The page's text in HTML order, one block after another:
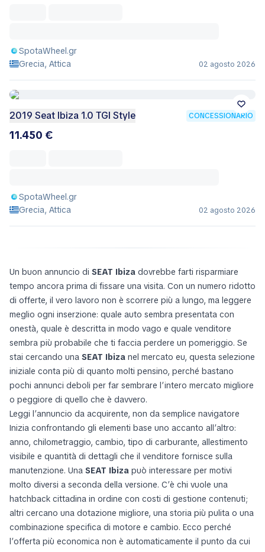
SpotaWheel.gr
Grecia, Attica
02 agosto 2026
2019 Seat Ibiza 1.0 TGI Style CONCESSIONARIO
11.450 €
SpotaWheel.gr
Grecia, Attica
02 agosto 2026
Un buon annuncio di SEAT Ibiza dovrebbe farti risparmiare
tempo ancora prima di fissare una visita. Con un numero ridotto
di offerte, il vero lavoro non è scorrere più a lungo, ma leggere
meglio ogni inserzione: quale auto sembra presentata con
onestà, quale è descritta in modo vago e quale venditore
sembra più probabile che ti faccia perdere un pomeriggio. Se
stai cercando una SEAT Ibiza nel mercato eu, questa selezione
iniziale conta più di quanto molti pensino, perché bastano
pochi annunci deboli per far sembrare l’intero mercato migliore
o peggiore di quello che è davvero.
Leggi l’annuncio da acquirente, non da semplice navigatore
Inizia confrontando gli elementi base uno accanto all’altro:
anno, chilometraggio, cambio, tipo di carburante, allestimento
visibile e quantità di dettagli che il venditore fornisce sulla
manutenzione. Una SEAT Ibiza può interessare per motivi
molto diversi a seconda della versione. C’è chi vuole una
hatchback cittadina in ordine con costi di gestione contenuti;
altri cercano una dotazione migliore, una storia più pulita o una
combinazione specifica di motore e cambio. Ecco perché
l’offerta più economica non è automaticamente il punto da cui